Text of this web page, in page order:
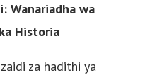
Wanariadha wa
Historia
za hadithi ya